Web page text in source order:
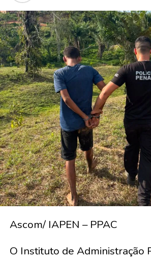
Ascom/ IAPEN – PPAC
O Instituto de Administração